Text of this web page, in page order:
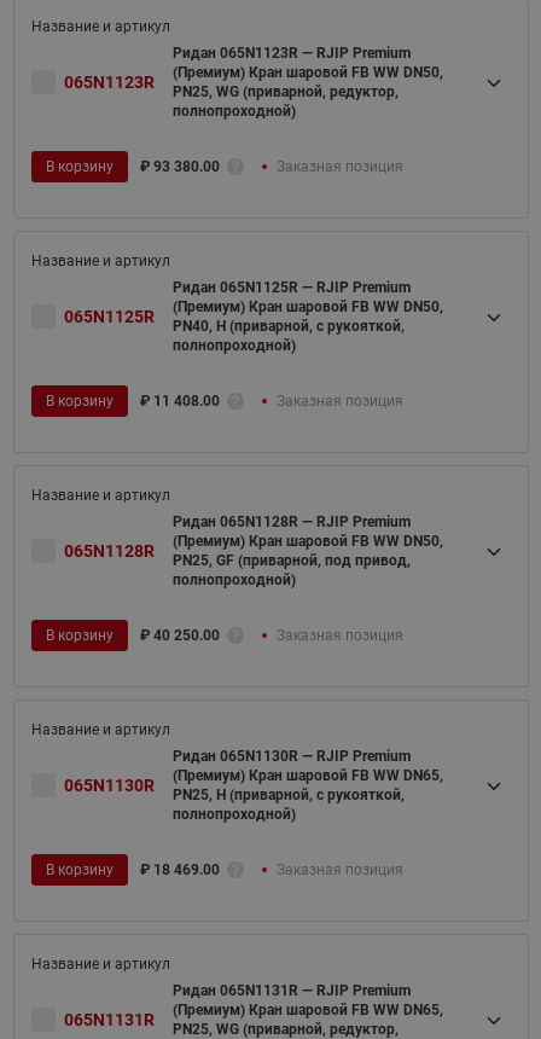
065N1123R
Ридан 065N1123R — RJIP Premium
(Премиум) Кран шаровой FB WW DN50,
PN25, WG (приварной, редуктор,
полнопроходной)
В корзину ₽ 93 380.00 Заказная позиция
065N1125R
Ридан 065N1125R — RJIP Premium
(Премиум) Кран шаровой FB WW DN50,
PN40, H (приварной, с рукояткой,
полнопроходной)
В корзину ₽ 11 408.00 Заказная позиция
065N1128R
Ридан 065N1128R — RJIP Premium
(Премиум) Кран шаровой FB WW DN50,
PN25, GF (приварной, под привод,
полнопроходной)
В корзину ₽ 40 250.00 Заказная позиция
065N1130R
Ридан 065N1130R — RJIP Premium
(Премиум) Кран шаровой FB WW DN65,
PN25, H (приварной, с рукояткой,
полнопроходной)
В корзину ₽ 18 469.00 Заказная позиция
065N1131R
Ридан 065N1131R — RJIP Premium
(Премиум) Кран шаровой FB WW DN65,
PN25, WG (приварной, редуктор,